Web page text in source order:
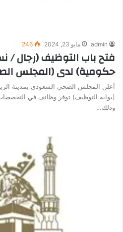
admin مايو 23, 2024 246
فتح باب التوظيف (رجال /
حكومية) لدى (المجلس
أعلن المجلس الصحي السعودي بمدينة
(بوابة التوظيف) توفر وظائف في التخصصات
وذلك…